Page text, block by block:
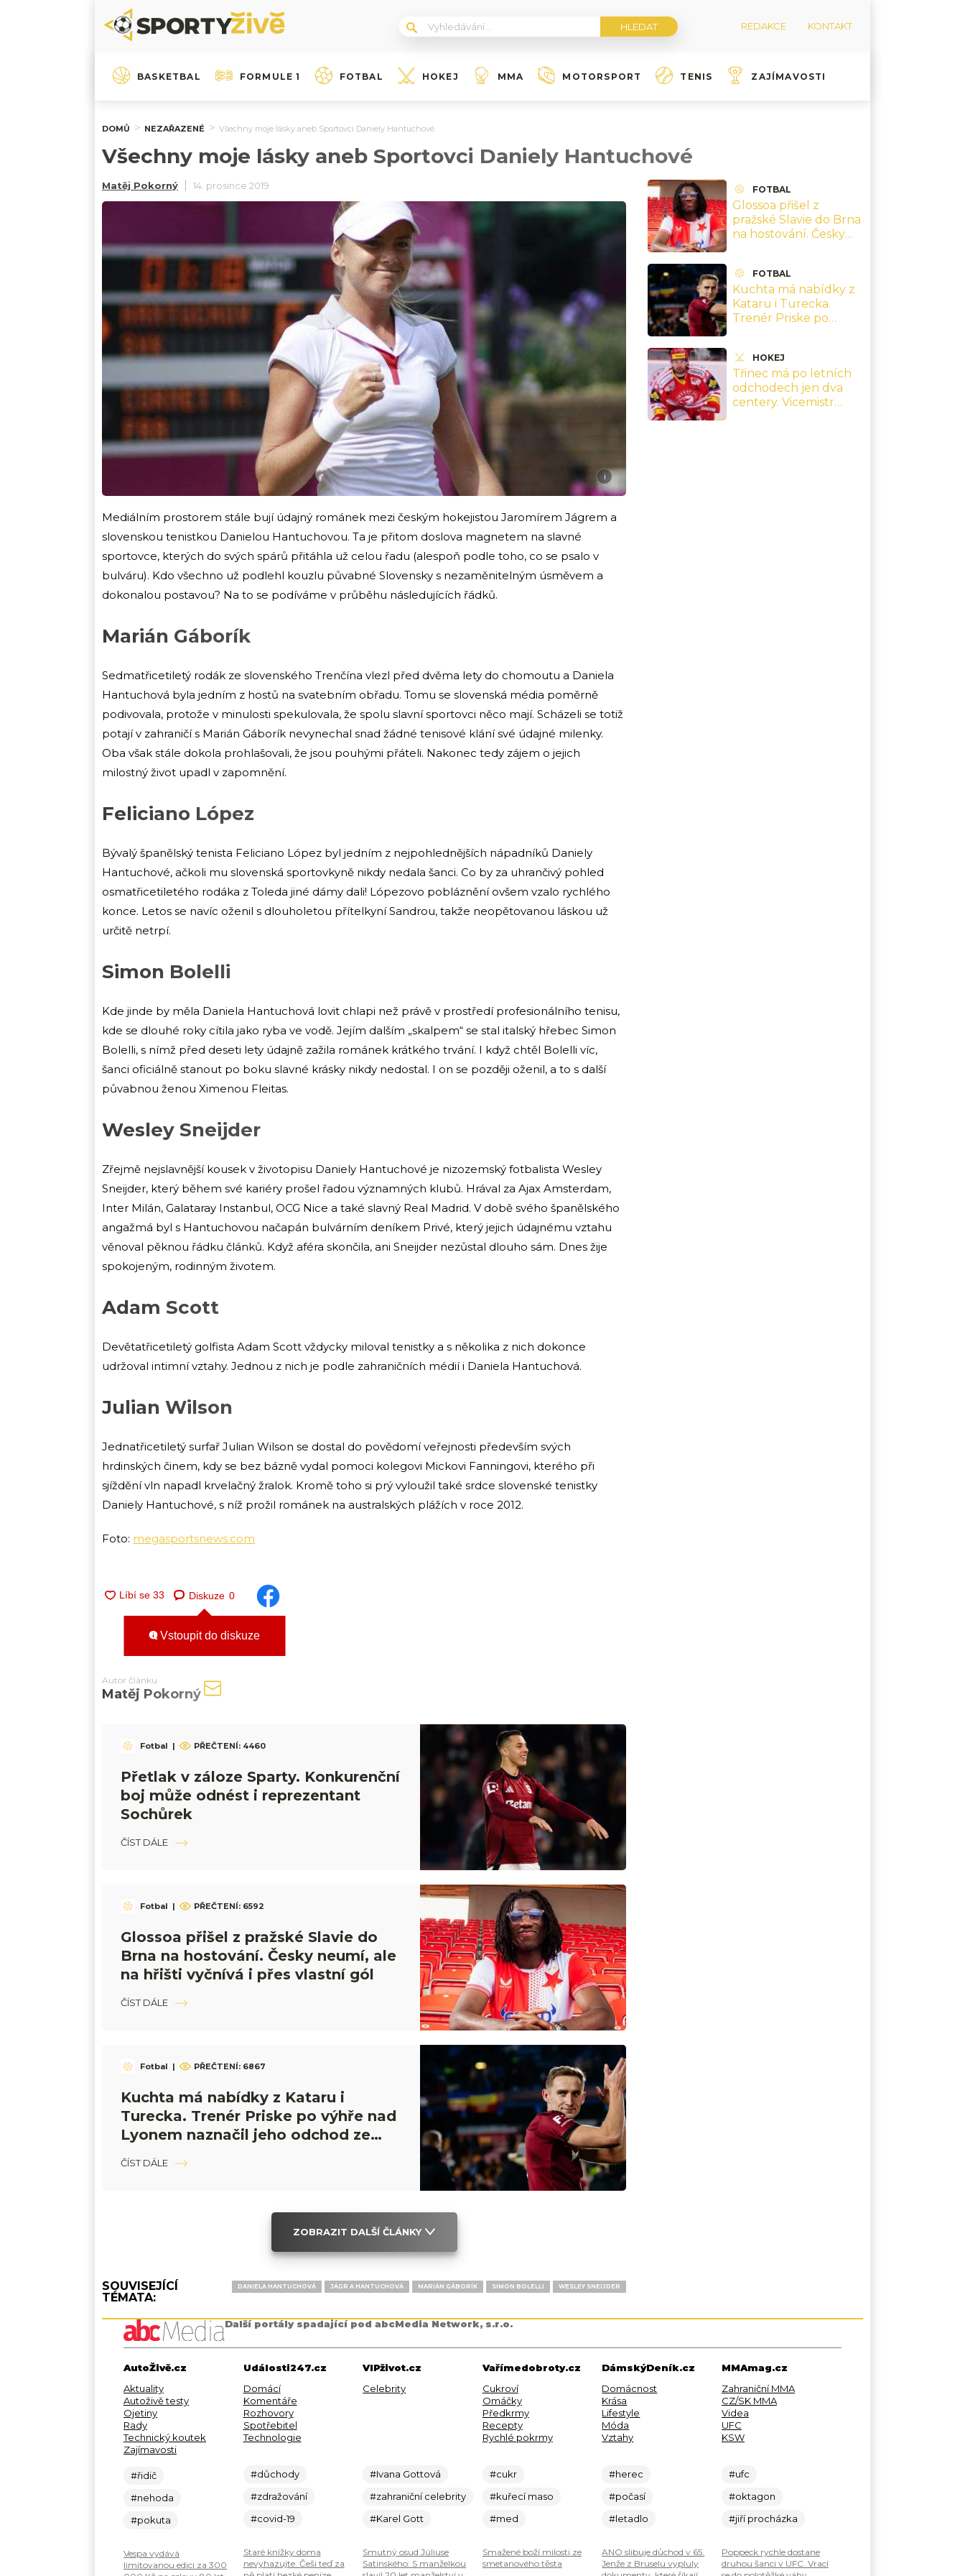
REDAKCE KONTAKT
BASKETBAL FORMULE 1 FOTBAL HOKEJ MMA MOTORSPORT TENIS ZAJÍMAVOSTI
DOMŮ NEZAŘAZENÉ Všechny moje lásky aneb Sportovci Daniely Hantuchové
Všechny moje lásky aneb Sportovci Daniely Hantuchové
Matěj Pokorný 14. prosince 2019
i
Mediálním prostorem stále bují údajný románek mezi českým hokejistou Jaromírem Jágrem a
slovenskou tenistkou Danielou Hantuchovou. Ta je přitom doslova magnetem na slavné
sportovce, kterých do svých spárů přitáhla už celou řadu (alespoň podle toho, co se psalo v
bulváru). Kdo všechno už podlehl kouzlu půvabné Slovensky s nezaměnitelným úsměvem a
dokonalou postavou? Na to se podíváme v průběhu následujících řádků.
Marián Gáborík
Sedmatřicetiletý rodák ze slovenského Trenčína vlezl před dvěma lety do chomoutu a Daniela
Hantuchová byla jedním z hostů na svatebním obřadu. Tomu se slovenská média poměrně
podivovala, protože v minulosti spekulovala, že spolu slavní sportovci něco mají. Scházeli se totiž
potají v zahraničí s Marián Gáborík nevynechal snad žádné tenisové klání své údajné milenky.
Oba však stále dokola prohlašovali, že jsou pouhými přáteli. Nakonec tedy zájem o jejich
milostný život upadl v zapomnění.
Feliciano López
Bývalý španělský tenista Feliciano López byl jedním z nejpohlednějších nápadníků Daniely
Hantuchové, ačkoli mu slovenská sportovkyně nikdy nedala šanci. Co by za uhrančivý pohled
osmatřicetiletého rodáka z Toleda jiné dámy dali! Lópezovo pobláznění ovšem vzalo rychlého
konce. Letos se navíc oženil s dlouholetou přítelkyní Sandrou, takže neopětovanou láskou už
určitě netrpí.
Simon Bolelli
Kde jinde by měla Daniela Hantuchová lovit chlapi než právě v prostředí profesionálního tenisu,
kde se dlouhé roky cítila jako ryba ve vodě. Jejím dalším „skalpem“ se stal italský hřebec Simon
Bolelli, s nímž před deseti lety údajně zažila románek krátkého trvání. I když chtěl Bolelli víc,
šanci oficiálně stanout po boku slavné krásky nikdy nedostal. I on se později oženil, a to s další
půvabnou ženou Ximenou Fleitas.
Wesley Sneijder
Zřejmě nejslavnější kousek v životopisu Daniely Hantuchové je nizozemský fotbalista Wesley
Sneijder, který během své kariéry prošel řadou významných klubů. Hrával za Ajax Amsterdam,
Inter Milán, Galataray Instanbul, OCG Nice a také slavný Real Madrid. V době svého španělského
angažmá byl s Hantuchovou načapán bulvárním deníkem Privé, který jejich údajnému vztahu
věnoval pěknou řádku článků. Když aféra skončila, ani Sneijder nezůstal dlouho sám. Dnes žije
spokojeným, rodinným životem.
Adam Scott
Devětatřicetiletý golfista Adam Scott vždycky miloval tenistky a s několika z nich dokonce
udržoval intimní vztahy. Jednou z nich je podle zahraničních médií i Daniela Hantuchová.
Julian Wilson
Jednatřicetiletý surfař Julian Wilson se dostal do povědomí veřejnosti především svých
hrdinských činem, kdy se bez bázně vydal pomoci kolegovi Mickovi Fanningovi, kterého při
sjíždění vln napadl krvelačný žralok. Kromě toho si prý vyloužil také srdce slovenské tenistky
Daniely Hantuchové, s níž prožil románek na australských plážích v roce 2012.
Foto: megasportsnews.com
Diskuze 0
Vstoupit do diskuze
Autor článku
Matěj Pokorný
Fotbal | PŘEČTENÍ: 4460
Přetlak v záloze Sparty. Konkurenční
boj může odnést i reprezentant
Sochůrek
ČÍST DÁLE
Fotbal | PŘEČTENÍ: 6592
Glossoa přišel z pražské Slavie do
Brna na hostování. Česky neumí, ale
na hřišti vyčnívá i přes vlastní gól
ČÍST DÁLE
Fotbal | PŘEČTENÍ: 6867
Kuchta má nabídky z Kataru i
Turecka. Trenér Priske po výhře nad
Lyonem naznačil jeho odchod ze
Sparty
ČÍST DÁLE
ZOBRAZIT DALŠÍ ČLÁNKY
SOUVISEJÍCÍ
TÉMATA:
DANIELA HANTUCHOVÁ JÁGR A HANTUCHOVÁ MARIÁN GÁBORÍK SIMON BOLELLI WESLEY SNEIJDER
FOTBAL
Glossoa přišel z
pražské Slavie do Brna
na hostování. Česky
gól
FOTBAL
Kuchta má nabídky z
Kataru i Turecka.
Trenér Priske po
ze Sparty
HOKEJ
Třinec má po letních
odchodech jen dva
centery. Vicemistr
Další portály spadající pod abcMedia Network, s.r.o.
AutoŽivě.cz
Aktuality
Autoživě testy
Ojetiny
Rady
Technický koutek
Zajímavosti
#řidič
#nehoda
#pokuta
Vespa vydává
limitovanou edici za 300
Události247.cz
Domácí
Komentáře
Rozhovory
Spotřebitel
Technologie
#důchody
#zdražování
#covid-19
Staré knížky doma
nevyhazujte. Češi teď za
VIPživot.cz
Celebrity
#Ivana Gottová
#zahraniční celebrity
#Karel Gott
Smutný osud Júliuse
Satinského: S manželkou
Vařímedobroty.cz
Cukroví
Omáčky
Předkrmy
Recepty
Rychlé pokrmy
#cukr
#kuřecí maso
#med
Smažené boží milosti ze
smetanového těsta
DámskýDeník.cz
Domácnost
Krása
Lifestyle
Móda
Vztahy
#herec
#počasí
#letadlo
ANO slibuje důchod v 65.
Jenže z Bruselu vypluly
MMAmag.cz
Zahraniční MMA
CZ/SK MMA
Videa
UFC
KSW
#ufc
#oktagon
#jiří procházka
Poppeck rychle dostane
druhou šanci v UFC. Vrací